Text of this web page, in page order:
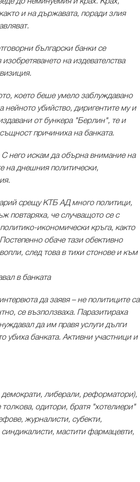
и на държавата, поради злия
български банки се
на издевателства
което беше умело заблуждавано
нейното убийство, диригентите му и
от бункера "Берлин", те и
причиниха на банката.
него искам да обърна внимание на
на днешния политически,
срещу КТБ АД много политици,
повтаряха, че случващото се с
икономически кръга, както
обаче тази обективно
след това в тихи стонове и към
в банката
да заявя – не политиците са
се възползваха. Паразитираха
да им правя услуги дълги
убиха банката. Активни участници и
либерали, реформатори),
одитори, братя "хотелиери"
журналисти, субекти,
мастити фармацевти,